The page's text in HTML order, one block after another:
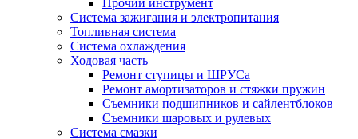
Прочий инструмент
Система зажигания и электропитания
Топливная система
Система охлаждения
Ходовая часть
Ремонт ступицы и ШРУСа
Ремонт амортизаторов и стяжки пружин
Съемники подшипников и сайлентблоков
Съемники шаровых и рулевых
Система смазки